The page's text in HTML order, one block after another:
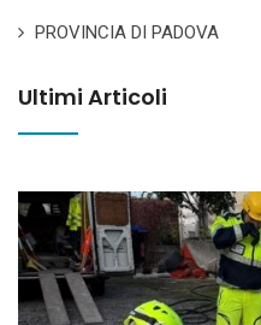
PROVINCIA DI PADOVA
Ultimi Articoli